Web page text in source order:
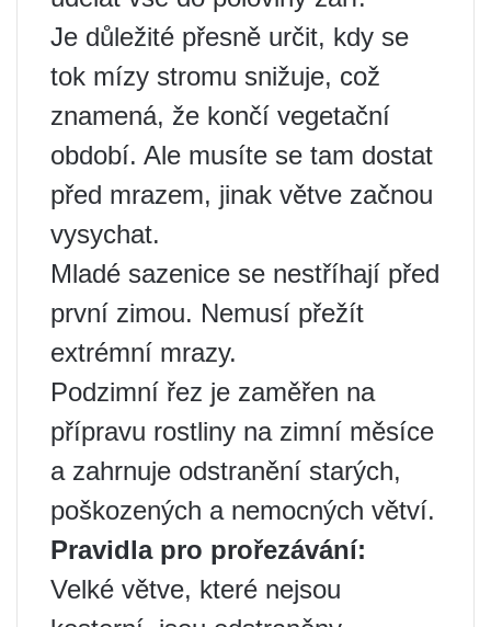
Je důležité přesně určit, kdy se
tok mízy stromu snižuje, což
znamená, že končí vegetační
období. Ale musíte se tam dostat
před mrazem, jinak větve začnou
vysychat.
Mladé sazenice se nestříhají před
první zimou. Nemusí přežít
extrémní mrazy.
Podzimní řez je zaměřen na
přípravu rostliny na zimní měsíce
a zahrnuje odstranění starých,
poškozených a nemocných větví.
Pravidla pro prořezávání:
Velké větve, které nejsou